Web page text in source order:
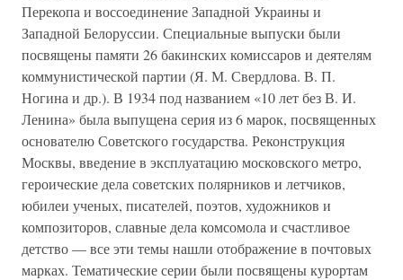
Перекопа и воссоединение Западной Украины и
Западной Белоруссии. Специальные выпуски были
посвящены памяти 26 бакинских комиссаров и деятелям
коммунистической партии (Я. М. Свердлова. В. П.
Ногина и др.). В 1934 под названием «10 лет без В. И.
Ленина» была выпущена серия из 6 марок, посвященных
основателю Советского государства. Реконструкция
Москвы, введение в эксплуатацию московского метро,
героические дела советских полярников и летчиков,
юбилеи ученых, писателей, поэтов, художников и
композиторов, славные дела комсомола и счастливое
детство — все эти темы нашли отображение в почтовых
марках. Тематические серии были посвящены курортам